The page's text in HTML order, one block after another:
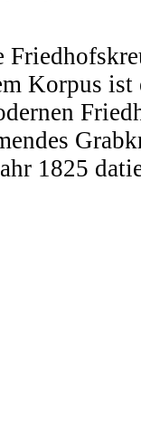
Korpus
1825